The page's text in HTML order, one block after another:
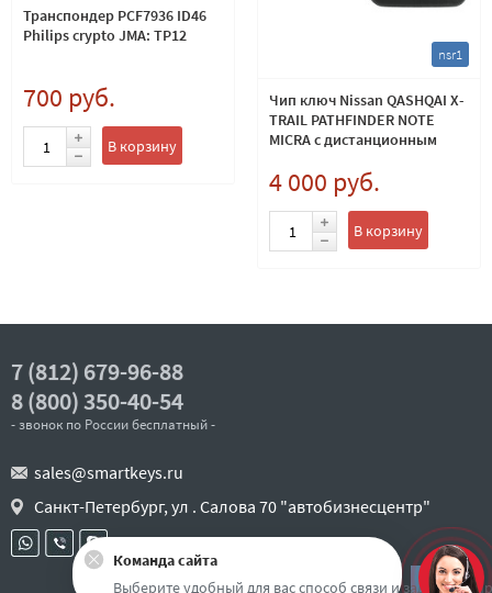
Транспондер PCF7936 ID46
Philips crypto JMA: TP12
700 руб.
В корзину
nsr1
Чип ключ Nissan QASHQAI X-
TRAIL PATHFINDER NOTE
MICRA с дистанционным
замком 2 кнопки 46 тип. P/N
28268-AX61A
4 000 руб.
В корзину
7 (812) 679-96-88
8 (800) 350-40-54
- звонок по России бесплатный -
sales@smartkeys.ru
Санкт-Петербург, ул . Салова 70 "автобизнесцентр"
Наверх
Команда сайта
Выберите удобный для вас способ связи и задайте